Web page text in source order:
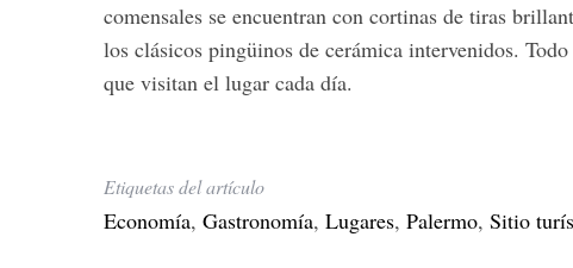
comensales se encuentran con cortinas de tiras
los clásicos pingüinos de cerámica intervenidos.
que visitan el lugar cada día.
Etiquetas del artículo
Economía, Gastronomía, Lugares, Palermo, Sitio
c
h
f
o